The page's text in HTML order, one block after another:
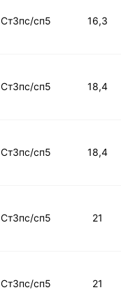
Ст3пс/сп5 16,3
Ст3пс/сп5 18,4
Ст3пс/сп5 18,4
Ст3пс/сп5 21
Ст3пс/сп5 21